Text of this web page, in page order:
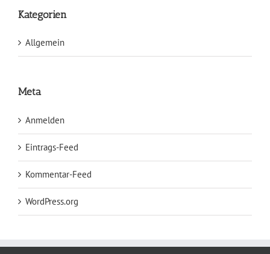
Kategorien
Allgemein
Meta
Anmelden
Eintrags-Feed
Kommentar-Feed
WordPress.org